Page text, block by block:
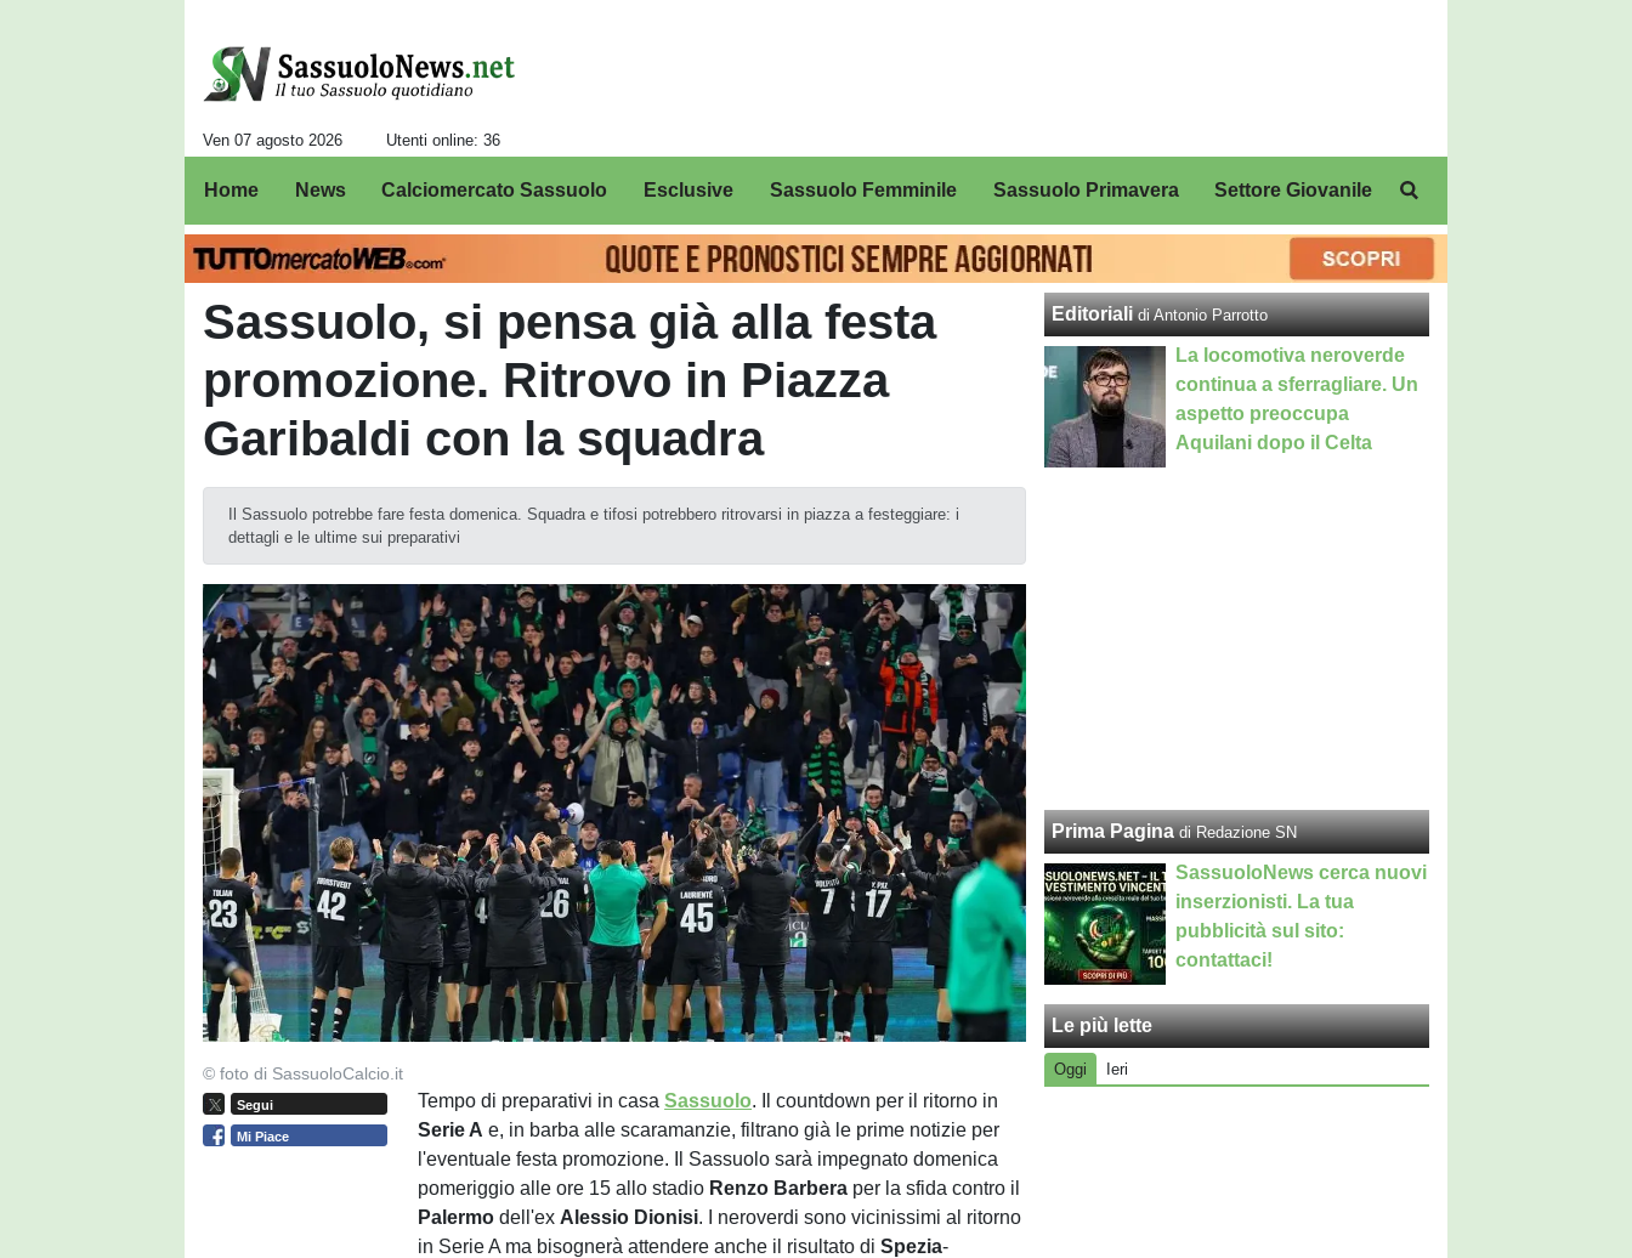
Ven 07 agosto 2026 Utenti online: 36
Home News Calciomercato Sassuolo Esclusive Sassuolo Femminile Sassuolo Primavera Settore Giovanile
Sassuolo, si pensa già alla festa
promozione. Ritrovo in Piazza
Garibaldi con la squadra
Il Sassuolo potrebbe fare festa domenica. Squadra e tifosi potrebbero ritrovarsi in piazza a festeggiare: i
dettagli e le ultime sui preparativi
© foto di SassuoloCalcio.it
Segui
Mi Piace
Tempo di preparativi in casaSassuolo. Il countdown per il ritorno in
Serie A e, in barba alle scaramanzie, filtrano già le prime notizie per
l'eventuale festa promozione. Il Sassuolo sarà impegnato domenica
pomeriggio alle ore 15 allo stadio Renzo Barbera per la sfida contro il
Palermo dell'ex Alessio Dionisi. I neroverdi sono vicinissimi al ritorno
in Serie A ma bisognerà attendere anche il risultato diSpezia-
Editoriali di Antonio Parrotto
La locomotiva neroverde
continua a sferragliare. Un
aspetto preoccupa
Aquilani dopo il Celta
Prima Pagina di Redazione SN
SassuoloNews cerca nuovi
inserzionisti. La tua
pubblicità sul sito:
contattaci!
Le più lette
Oggi Ieri